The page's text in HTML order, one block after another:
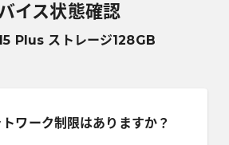
イス状態確認
Plus ストレージ128GB
ワーク制限はありますか？